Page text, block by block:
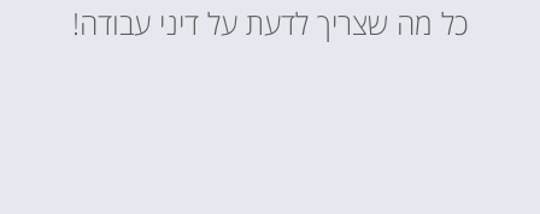
כל מה שצריך לדעת על דיני עבודה!